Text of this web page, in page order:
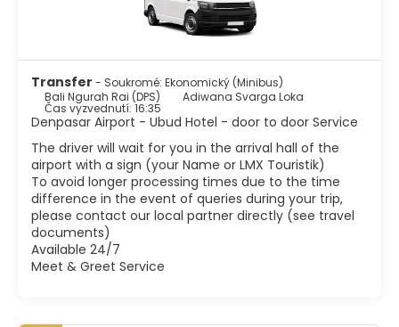
Transfer - Soukromé: Ekonomický (Minibus)
Bali Ngurah Rai (DPS)
Adiwana Svarga Loka
Čas vyzvednutí: 16:35
Denpasar Airport - Ubud Hotel - door to door Service
The driver will wait for you in the arrival hall of the
airport with a sign (your Name or LMX Touristik)
To avoid longer processing times due to the time
difference in the event of queries during your trip,
please contact our local partner directly (see travel
documents)
Available 24/7
Meet & Greet Service